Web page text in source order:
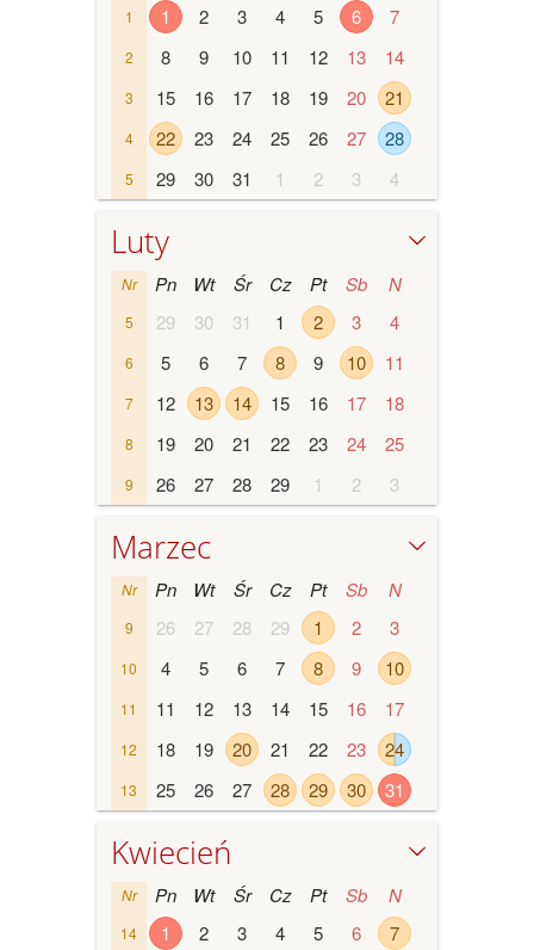
1 1 2 3 4 5 6 7
2 8 9 10 11 12 13 14
3 15 16 17 18 19 20 21
4 22 23 24 25 26 27 28
5 29 30 31 1 2 3 4
Luty
Nr Pn Wt Śr Cz Pt Sb N
5 29 30 31 1 2 3 4
6 5 6 7 8 9 10 11
7 12 13 14 15 16 17 18
8 19 20 21 22 23 24 25
9 26 27 28 29 1 2 3
Marzec
Nr Pn Wt Śr Cz Pt Sb N
9 26 27 28 29 1 2 3
10 4 5 6 7 8 9 10
11 11 12 13 14 15 16 17
12 18 19 20 21 22 23 24
13 25 26 27 28 29 30 31
Kwiecień
Nr Pn Wt Śr Cz Pt Sb N
14 1 2 3 4 5 6 7